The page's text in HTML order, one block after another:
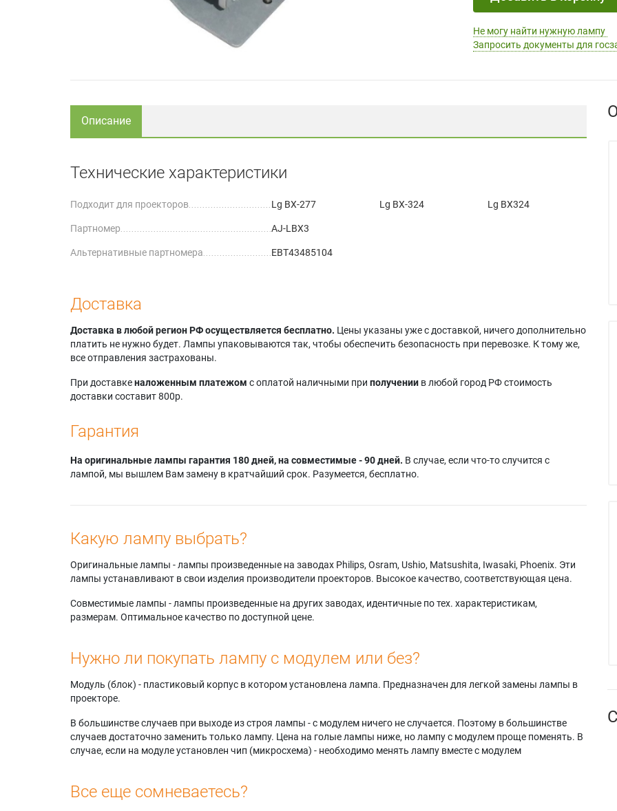
Не могу найти нужную лампу
Запросить документы для
Описание
Технические характеристики
Подходит для проекторов Lg BX-277 Lg BX-324 Lg BX324
Партномер AJ-LBX3
Альтернативные партномера EBT43485104
Доставка
Доставка в любой регион РФ осуществляется бесплатно. Цены указаны уже с доставкой, ничего дополнительно
платить не нужно будет. Лампы упаковываются так, чтобы обеспечить безопасность при перевозке. К тому же,
все отправления застрахованы.
При доставкеналоженным платежом с оплатой наличными при получении в любой город РФ стоимость
доставки составит 800р.
Гарантия
На оригинальные лампы гарантия 180 дней, на совместимые - 90 дней. В случае, если что-то случится с
лампой, мы вышлем Вам замену в кратчайший срок. Разумеется, бесплатно.
Какую лампу выбрать?
Оригинальные лампы - лампы произведенные на заводах Philips, Osram, Ushio, Matsushita, Iwasaki, Phoenix. Эти
лампы устанавливают в свои изделия производители проекторов. Высокое качество, соответствующая цена.
Совместимые лампы - лампы произведенные на других заводах, идентичные по тех. характеристикам,
размерам. Оптимальное качество по доступной цене.
Нужно ли покупать лампу с модулем или без?
Модуль (блок) - пластиковый корпус в котором установлена лампа. Предназначен для легкой замены лампы в
проекторе.
В большинстве случаев при выходе из строя лампы - с модулем ничего не случается. Поэтому в большинстве
случаев достаточно заменить только лампу. Цена на голые лампы ниже, но лампу с модулем проще поменять. В
случае, если на модуле установлен чип (микросхема) - необходимо менять лампу вместе с модулем
Все еще сомневаетесь?